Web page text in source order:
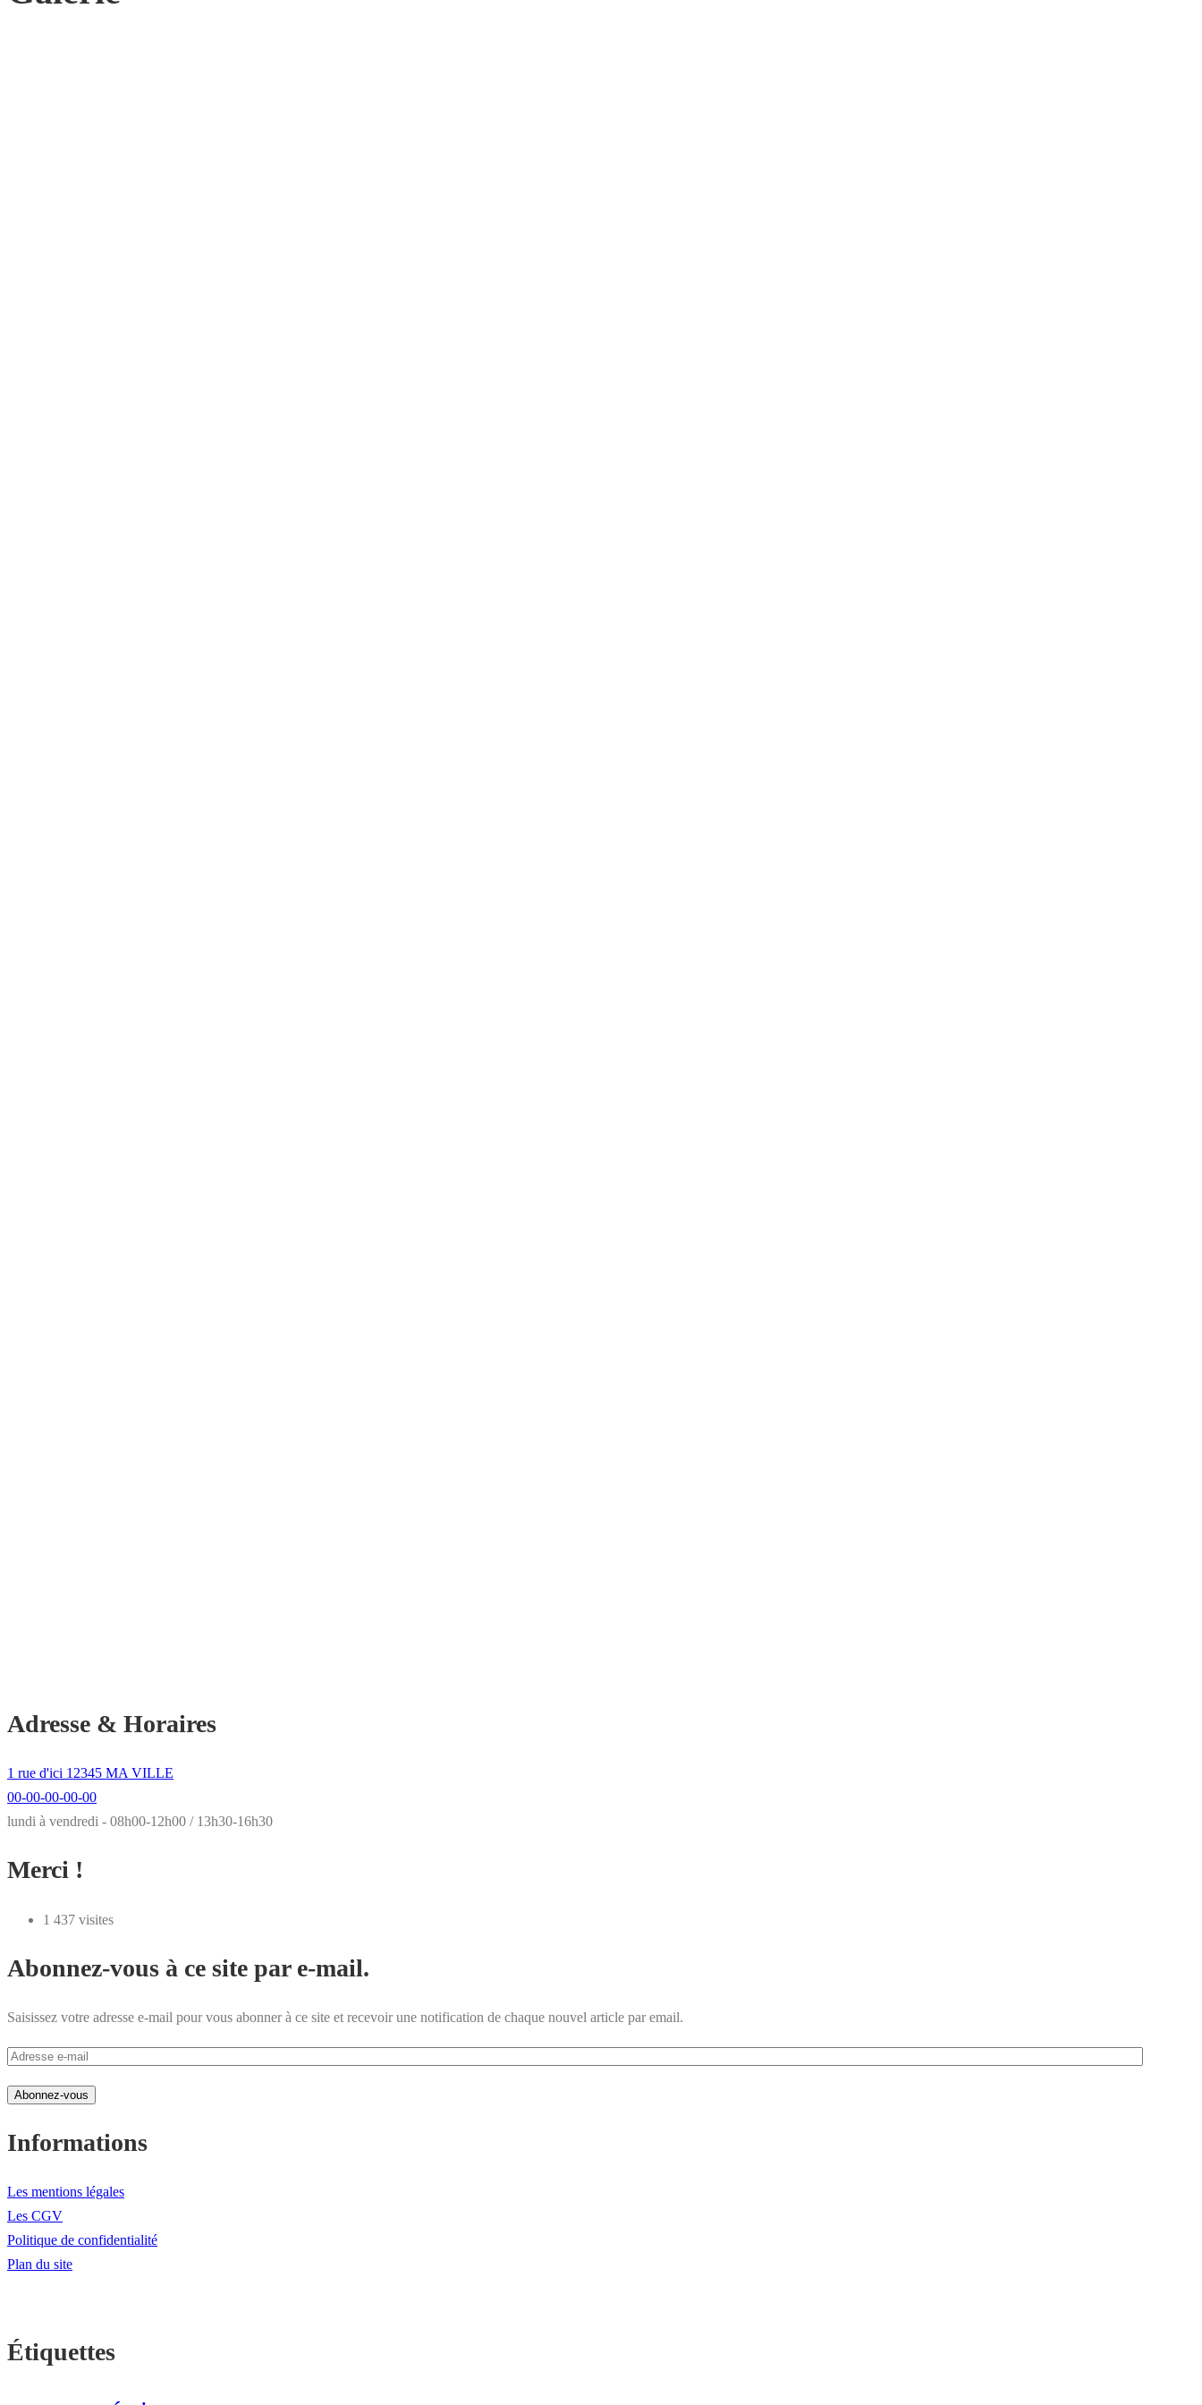
Adresse & Horaires
1 rue d'ici 12345 MA VILLE
00-00-00-00-00
lundi à vendredi - 08h00-12h00 / 13h30-16h30
Merci !
1 437 visites
Abonnez-vous à ce site par e-mail.
Saisissez votre adresse e-mail pour vous abonner à ce site et recevoir une notification de chaque nouvel article par email.
Adresse
mail
Abonnez-vous
Informations
Les mentions légales
Les CGV
Politique de confidentialité
Plan du site
Étiquettes